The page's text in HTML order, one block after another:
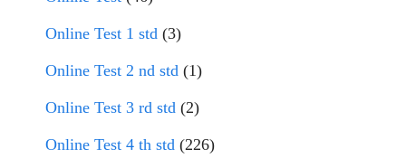
Online Test 1 std (3)
Online Test 2 nd std (1)
Online Test 3 rd std (2)
Online Test 4 th std (226)